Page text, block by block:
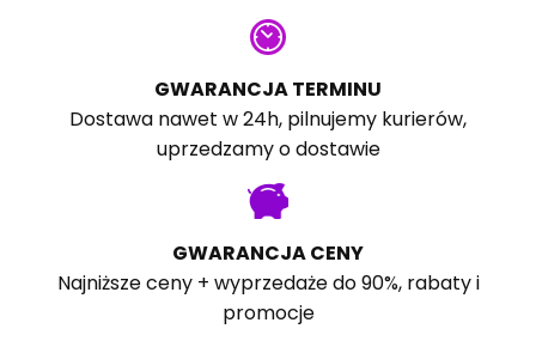
GWARANCJA TERMINU
Dostawa nawet w 24h, pilnujemy kurierów,
uprzedzamy o dostawie
GWARANCJA CENY
Najniższe ceny + wyprzedaże do 90%, rabaty i
promocje